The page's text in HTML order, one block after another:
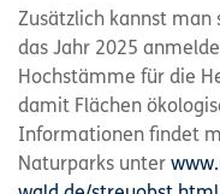
Zusätzlich kannst man
das Jahr 2025
Hochstämme für die
damit Flächen
Informationen findet
Naturparks unter